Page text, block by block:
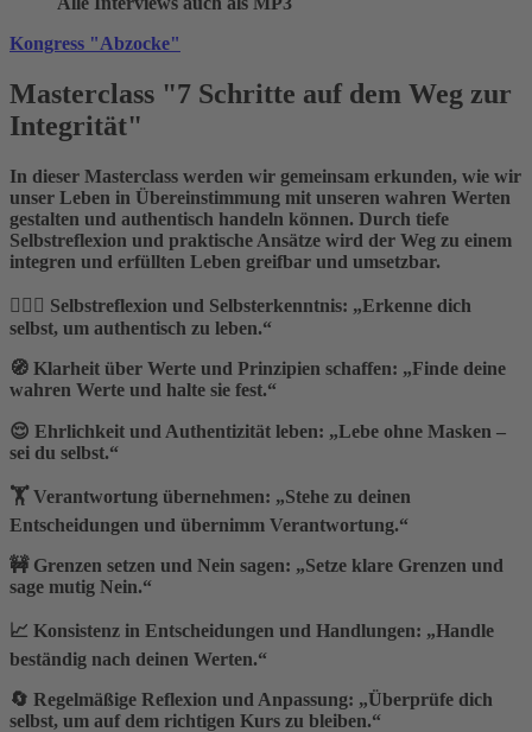
Kongress "Abzocke"
Masterclass "7 Schritte auf dem Weg zur
Integrität"
In dieser Masterclass werden wir gemeinsam erkunden, wie wir
unser Leben in Übereinstimmung mit unseren wahren Werten
gestalten und authentisch handeln können. Durch tiefe
Selbstreflexion und praktische Ansätze wird der Weg zu einem
integren und erfüllten Leben greifbar und umsetzbar.
🧘🏻‍♂️ Selbstreflexion und Selbsterkenntnis: „Erkenne dich
selbst, um authentisch zu leben.“
🧭 Klarheit über Werte und Prinzipien schaffen: „Finde deine
wahren Werte und halte sie fest.“
😌 Ehrlichkeit und Authentizität leben: „Lebe ohne Masken –
sei du selbst.“
🏋️ Verantwortung übernehmen: „Stehe zu deinen
Entscheidungen und übernimm Verantwortung.“
🚧 Grenzen setzen und Nein sagen: „Setze klare Grenzen und
sage mutig Nein.“
📈 Konsistenz in Entscheidungen und Handlungen: „Handle
beständig nach deinen Werten.“
🔄 Regelmäßige Reflexion und Anpassung: „Überprüfe dich
selbst, um auf dem richtigen Kurs zu bleiben.“